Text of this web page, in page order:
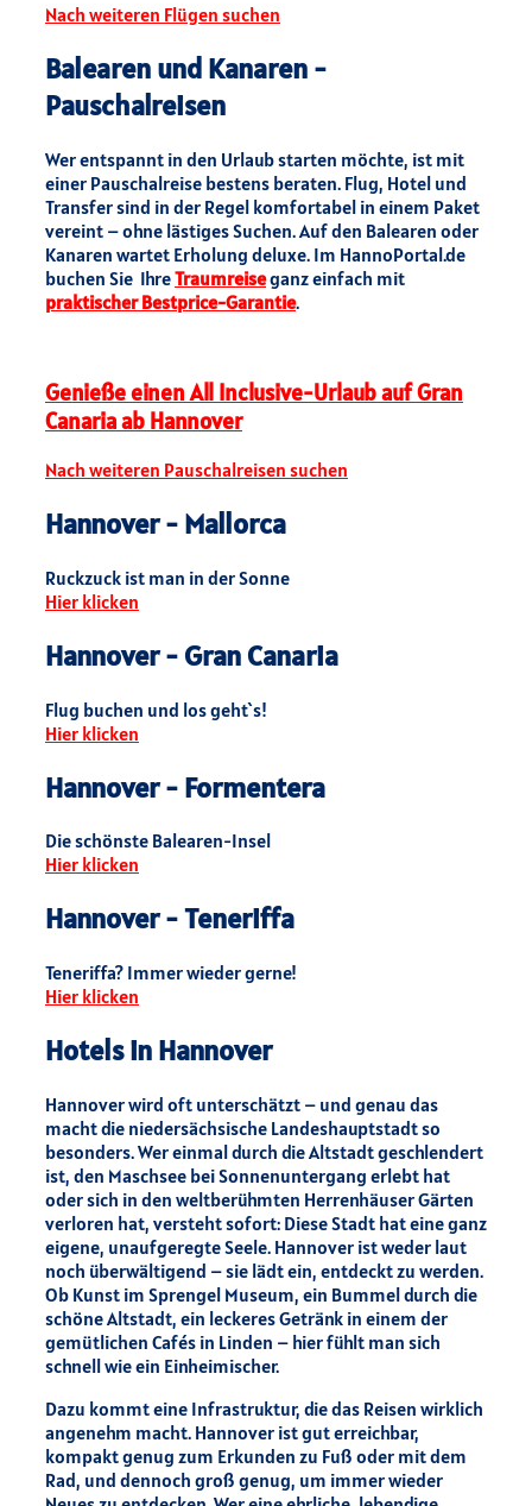
Nach weiteren Flügen suchen
Balearen und Kanaren -
Pauschalreisen
Wer entspannt in den Urlaub starten möchte, ist mit
einer Pauschalreise bestens beraten. Flug, Hotel und
Transfer sind in der Regel komfortabel in einem Paket
vereint – ohne lästiges Suchen. Auf den Balearen oder
Kanaren wartet Erholung deluxe. Im HannoPortal.de
buchen Sie IhreTraumreiseganz einfach mit
praktischer Bestprice-Garantie.
Genieße einen All Inclusive-Urlaub auf Gran
Canaria ab Hannover
Nach weiteren Pauschalreisen suchen
Hannover - Mallorca
Ruckzuck ist man in der Sonne
Hier klicken
Hannover - Gran Canaria
Flug buchen und los geht`s!
Hier klicken
Hannover - Formentera
Die schönste Balearen-Insel
Hier klicken
Hannover - Teneriffa
Teneriffa? Immer wieder gerne!
Hier klicken
Hotels in Hannover
Hannover wird oft unterschätzt – und genau das
macht die niedersächsische Landeshauptstadt so
besonders. Wer einmal durch die Altstadt geschlendert
ist, den Maschsee bei Sonnenuntergang erlebt hat
oder sich in den weltberühmten Herrenhäuser Gärten
verloren hat, versteht sofort: Diese Stadt hat eine ganz
eigene, unaufgeregte Seele. Hannover ist weder laut
noch überwältigend – sie lädt ein, entdeckt zu werden.
Ob Kunst im Sprengel Museum, ein Bummel durch die
schöne Altstadt, ein leckeres Getränk in einem der
gemütlichen Cafés in Linden – hier fühlt man sich
schnell wie ein Einheimischer.
Dazu kommt eine Infrastruktur, die das Reisen wirklich
angenehm macht. Hannover ist gut erreichbar,
kompakt genug zum Erkunden zu Fuß oder mit dem
Rad, und dennoch groß genug, um immer wieder